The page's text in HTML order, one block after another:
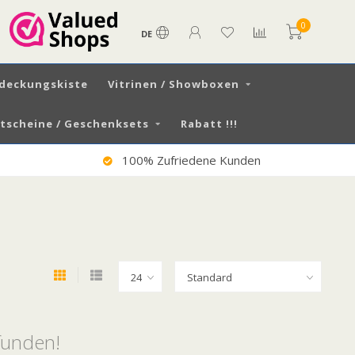
DE
0
Vitrinen / Showboxen
/ Geschenksets Rabatt !!!
Versand DE € 7,99 / AT € 13,50